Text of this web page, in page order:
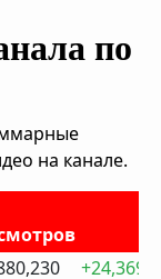
по
на канале.
+24,369